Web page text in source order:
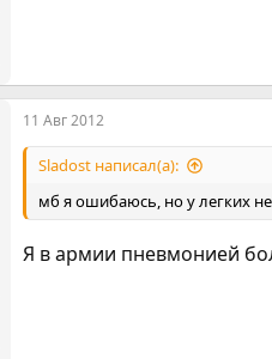
11 Авг 2012
Sladost написал(а):
мб я ошибаюсь, но у легких
Я в армии пневмонией